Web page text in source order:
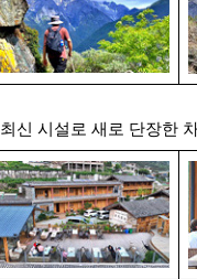
최신 시설로 새로 단장한